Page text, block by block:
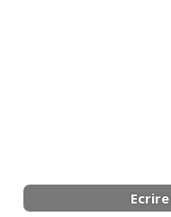
Ecrire